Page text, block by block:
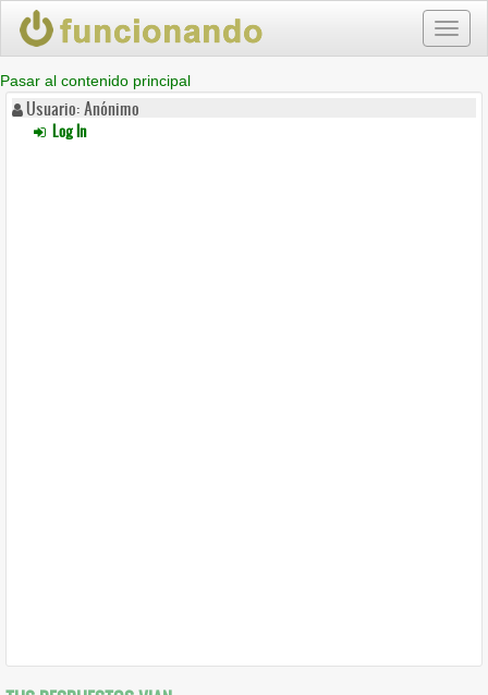
Pasar al contenido principal
Usuario: Anónimo
Log In